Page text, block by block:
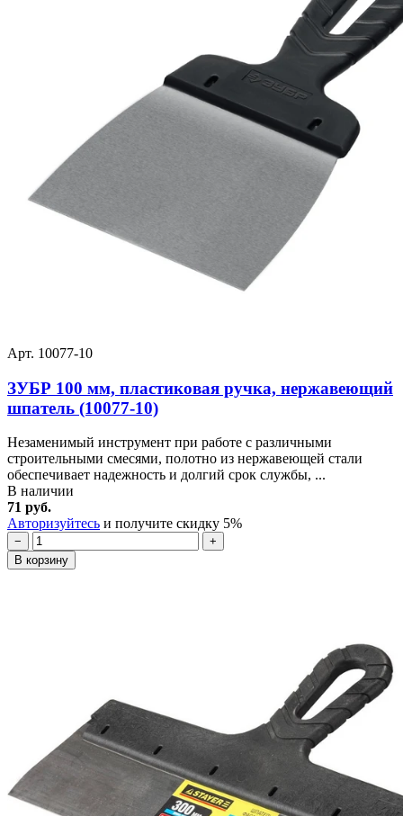
Арт. 10077-10
ЗУБР 100 мм, пластиковая ручка, нержавеющий
шпатель (10077-10)
Незаменимый инструмент при работе с различными
строительными смесями, полотно из нержавеющей стали
обеспечивает надежность и долгий срок службы, ...
В наличии
71 руб.
Авторизуйтесь и получите скидку 5%
−
+
В корзину